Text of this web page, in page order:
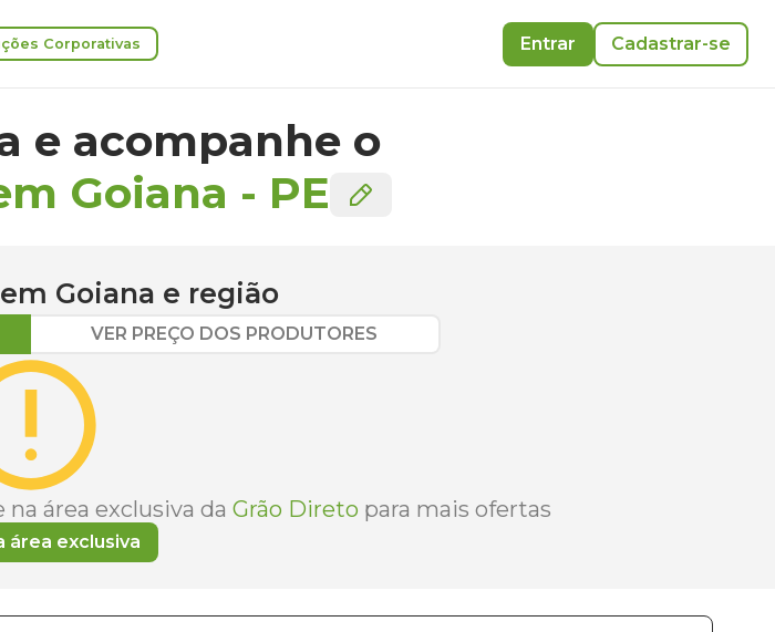
Corporativas Entrar Cadastrar-se
e acompanhe o
Goiana - PE
em Goiana e região
VER PREÇO DOS PRODUTORES
área exclusiva da Grão Direto para mais ofertas
área exclusiva